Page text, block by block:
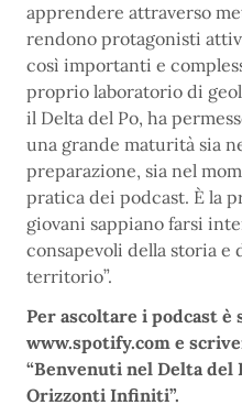
apprendere attraverso
rendono protagonisti
così importanti e
proprio laboratorio di
il Delta del Po, ha
una grande maturità sia
preparazione, sia nel
pratica dei podcast. È la
giovani sappiano farsi
consapevoli della storia e
territorio”.
Per ascoltare i podcast è
www.spotify.com e
“Benvenuti nel Delta del
Orizzonti Infiniti”.